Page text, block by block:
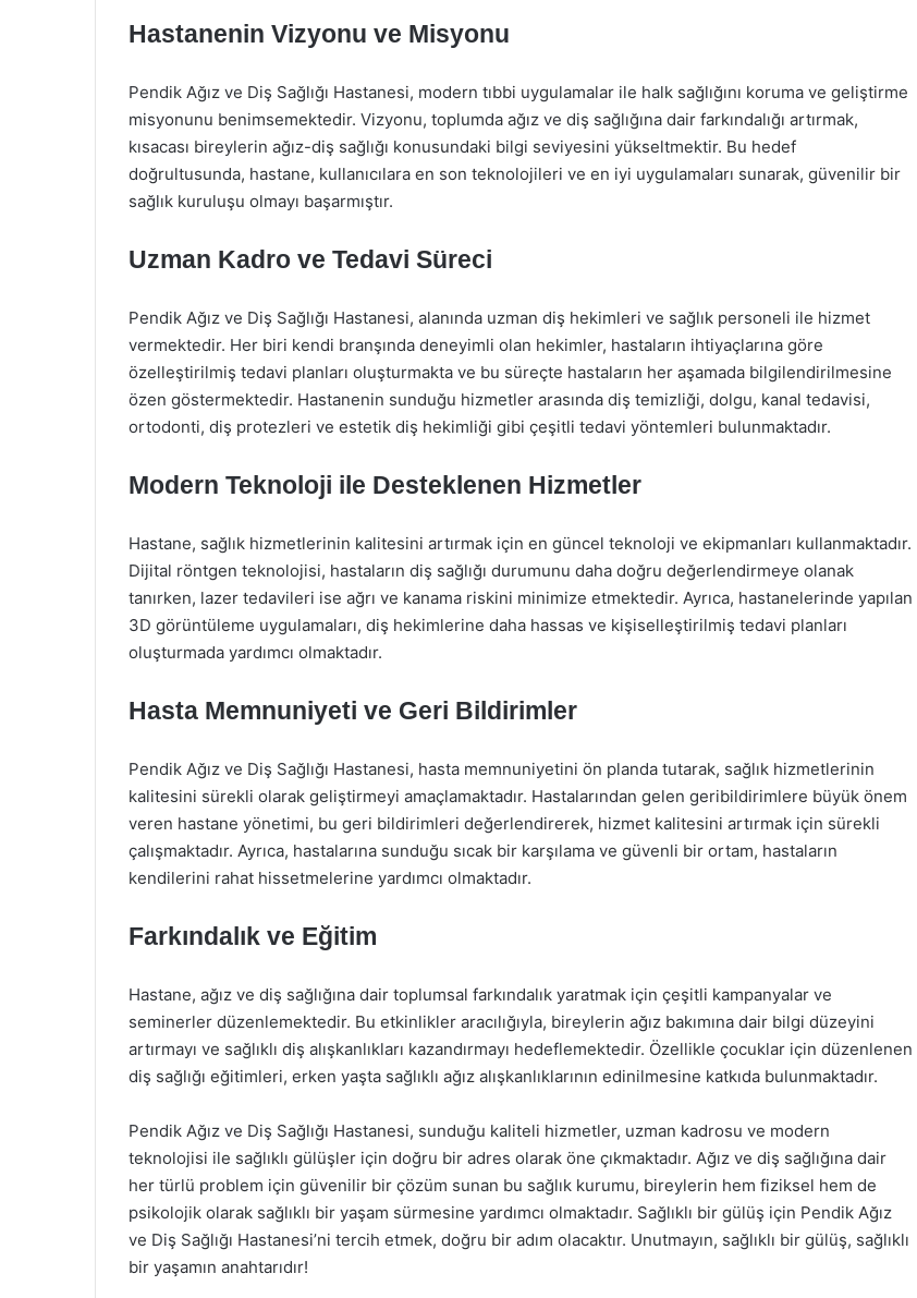
Hastanenin Vizyonu ve Misyonu
Pendik Ağız ve Diş Sağlığı Hastanesi, modern tıbbi uygulamalar ile halk sağlığını koruma ve geliştirme
misyonunu benimsemektedir. Vizyonu, toplumda ağız ve diş sağlığına dair farkındalığı artırmak,
kısacası bireylerin ağız-diş sağlığı konusundaki bilgi seviyesini yükseltmektir. Bu hedef
doğrultusunda, hastane, kullanıcılara en son teknolojileri ve en iyi uygulamaları sunarak, güvenilir bir
sağlık kuruluşu olmayı başarmıştır.
Uzman Kadro ve Tedavi Süreci
Pendik Ağız ve Diş Sağlığı Hastanesi, alanında uzman diş hekimleri ve sağlık personeli ile hizmet
vermektedir. Her biri kendi branşında deneyimli olan hekimler, hastaların ihtiyaçlarına göre
özelleştirilmiş tedavi planları oluşturmakta ve bu süreçte hastaların her aşamada bilgilendirilmesine
özen göstermektedir. Hastanenin sunduğu hizmetler arasında diş temizliği, dolgu, kanal tedavisi,
ortodonti, diş protezleri ve estetik diş hekimliği gibi çeşitli tedavi yöntemleri bulunmaktadır.
Modern Teknoloji ile Desteklenen Hizmetler
Hastane, sağlık hizmetlerinin kalitesini artırmak için en güncel teknoloji ve ekipmanları kullanmaktadır.
Dijital röntgen teknolojisi, hastaların diş sağlığı durumunu daha doğru değerlendirmeye olanak
tanırken, lazer tedavileri ise ağrı ve kanama riskini minimize etmektedir. Ayrıca, hastanelerinde yapılan
3D görüntüleme uygulamaları, diş hekimlerine daha hassas ve kişiselleştirilmiş tedavi planları
oluşturmada yardımcı olmaktadır.
Hasta Memnuniyeti ve Geri Bildirimler
Pendik Ağız ve Diş Sağlığı Hastanesi, hasta memnuniyetini ön planda tutarak, sağlık hizmetlerinin
kalitesini sürekli olarak geliştirmeyi amaçlamaktadır. Hastalarından gelen geribildirimlere büyük önem
veren hastane yönetimi, bu geri bildirimleri değerlendirerek, hizmet kalitesini artırmak için sürekli
çalışmaktadır. Ayrıca, hastalarına sunduğu sıcak bir karşılama ve güvenli bir ortam, hastaların
kendilerini rahat hissetmelerine yardımcı olmaktadır.
Farkındalık ve Eğitim
Hastane, ağız ve diş sağlığına dair toplumsal farkındalık yaratmak için çeşitli kampanyalar ve
seminerler düzenlemektedir. Bu etkinlikler aracılığıyla, bireylerin ağız bakımına dair bilgi düzeyini
artırmayı ve sağlıklı diş alışkanlıkları kazandırmayı hedeflemektedir. Özellikle çocuklar için düzenlenen
diş sağlığı eğitimleri, erken yaşta sağlıklı ağız alışkanlıklarının edinilmesine katkıda bulunmaktadır.
Pendik Ağız ve Diş Sağlığı Hastanesi, sunduğu kaliteli hizmetler, uzman kadrosu ve modern
teknolojisi ile sağlıklı gülüşler için doğru bir adres olarak öne çıkmaktadır. Ağız ve diş sağlığına dair
her türlü problem için güvenilir bir çözüm sunan bu sağlık kurumu, bireylerin hem fiziksel hem de
psikolojik olarak sağlıklı bir yaşam sürmesine yardımcı olmaktadır. Sağlıklı bir gülüş için Pendik Ağız
ve Diş Sağlığı Hastanesi’ni tercih etmek, doğru bir adım olacaktır. Unutmayın, sağlıklı bir gülüş, sağlıklı
bir yaşamın anahtarıdır!